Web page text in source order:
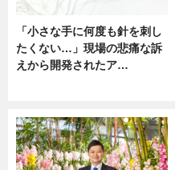
「小さな手に何度も針を刺し
たくない…」現場の悲痛な訴
えから開発されたア…